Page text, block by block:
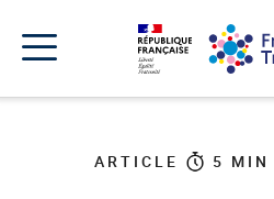
menu
contenu
pied
Menu
ARTICLE 5 MIN